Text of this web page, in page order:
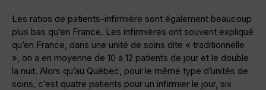
Les ratios de patients-infirmière sont également beaucoup
plus bas qu’en France. Les infirmières ont souvent expliqué
qu’en France, dans une unité de soins dite « traditionnelle
», on a en moyenne de 10 à 12 patients de jour et le double
la nuit. Alors qu’au Québec, pour le même type d’unités de
soins, c’est quatre patients pour un infirmier le jour, six